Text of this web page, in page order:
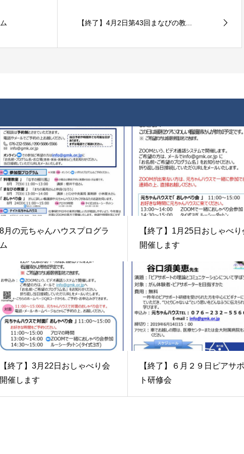
【終了】4月2日第43回まなびの教...
8月の元ちゃんハウスプログラ
ム
【終了】1月25日おしゃべり
開催します
【終了】3月22日おしゃべり会
開催します
【終了】６月２９日ピアサ
ト研修会